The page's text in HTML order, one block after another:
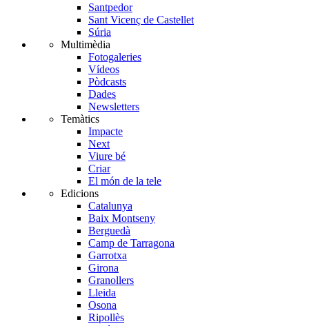
Santpedor
Sant Vicenç de Castellet
Súria
Multimèdia
Fotogaleries
Vídeos
Pòdcasts
Dades
Newsletters
Temàtics
Impacte
Next
Viure bé
Criar
El món de la tele
Edicions
Catalunya
Baix Montseny
Berguedà
Camp de Tarragona
Garrotxa
Girona
Granollers
Lleida
Osona
Ripollès